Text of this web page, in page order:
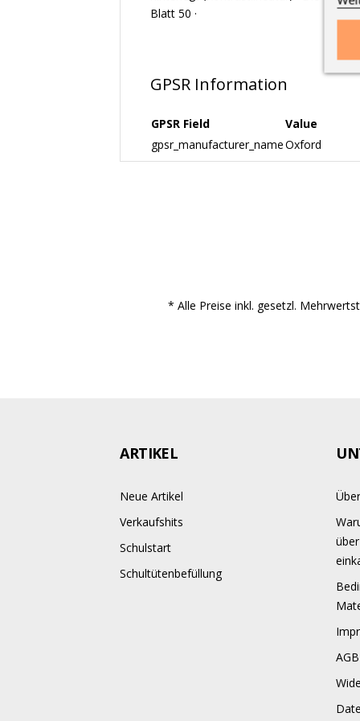
Blatt 50 ·
GPSR Information
GPSR Field
Value
gpsr_manufacturer_nameOxford
* Alle Preise inkl. gesetzl.
ARTIKEL
Neue Artikel
Verkaufshits
Schulstart
Schultütenbefüllung
AGB